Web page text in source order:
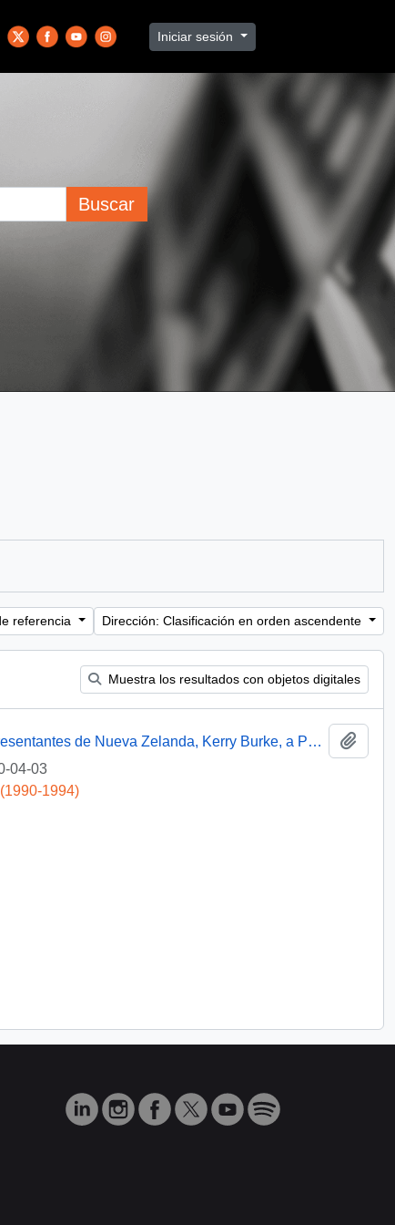
Iniciar sesión
Buscar
referencia Dirección: Clasificación en orden ascendente
Muestra los resultados con objetos digitales
Carta del Presidente de la Cámara de Representantes de Nueva Zelanda, Kerry Burke, a Patricio Aylwin Azócar, agradeciendo su invitación para asistir a la inauguración de la Cámara de Representantes de Chile, pero lamentando su inasistencia debido a compromisos parlamentarios
04-03
1994)